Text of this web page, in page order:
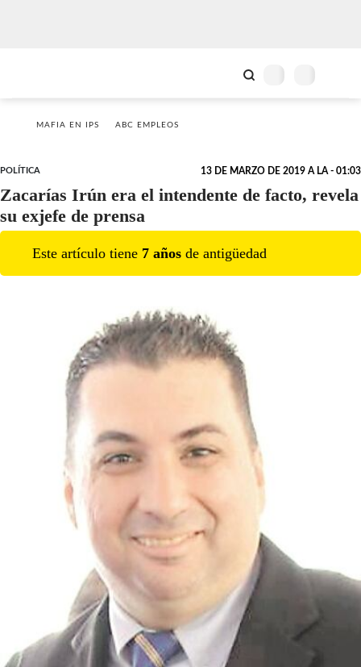
MAFIA EN IPS ABC EMPLEOS
POLÍTICA 13 DE MARZO DE 2019 A LA - 01:03
Zacarías Irún era el intendente de facto, revela
su exjefe de prensa
Este artículo tiene 7 años de antigüedad